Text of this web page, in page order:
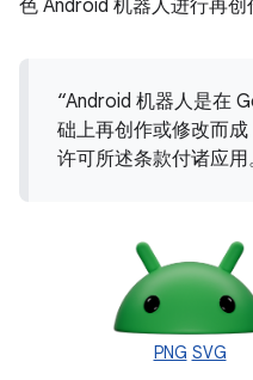
色 Android 机器人进行再创
“Android 机器人是在
础上再创作或修改而成
许可所述条款付诸应用
PNG SVG